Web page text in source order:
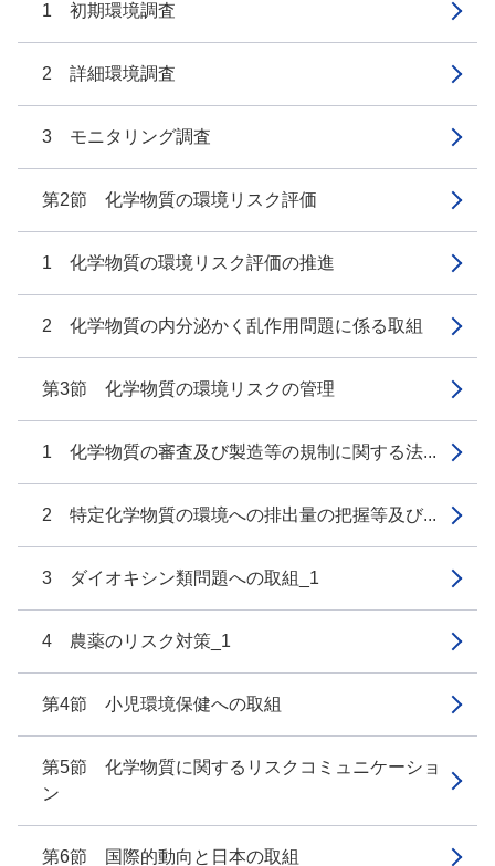
1 初期環境調査
2 詳細環境調査
3 モニタリング調査
第2節 化学物質の環境リスク評価
1 化学物質の環境リスク評価の推進
2 化学物質の内分泌かく乱作用問題に係る取組
第3節 化学物質の環境リスクの管理
1 化学物質の審査及び製造等の規制に関する法...
2 特定化学物質の環境への排出量の把握等及び...
3 ダイオキシン類問題への取組_1
4 農薬のリスク対策_1
第4節 小児環境保健への取組
第5節 化学物質に関するリスクコミュニケーショ
ン
第6節 国際的動向と日本の取組